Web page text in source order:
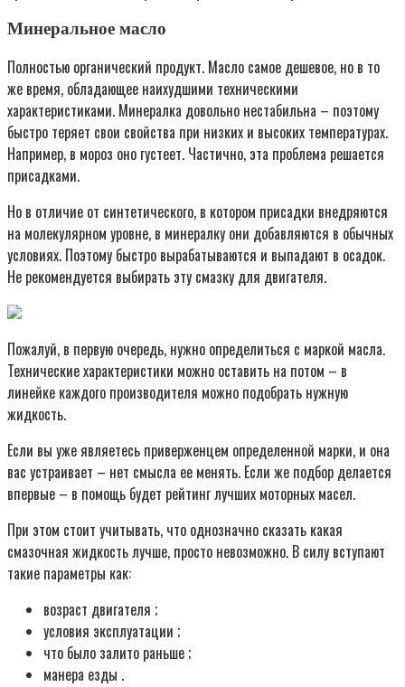
Минеральное масло
Полностью органический продукт. Масло самое дешевое, но в то
же время, обладающее наихудшими техническими
характеристиками. Минералка довольно нестабильна – поэтому
быстро теряет свои свойства при низких и высоких температурах.
Например, в мороз оно густеет. Частично, эта проблема решается
присадками.
Но в отличие от синтетического, в котором присадки внедряются
на молекулярном уровне, в минералку они добавляются в обычных
условиях. Поэтому быстро вырабатываются и выпадают в осадок.
Не рекомендуется выбирать эту смазку для двигателя.
Пожалуй, в первую очередь, нужно определиться с маркой масла.
Технические характеристики можно оставить на потом – в
линейке каждого производителя можно подобрать нужную
жидкость.
Если вы уже являетесь приверженцем определенной марки, и она
вас устраивает – нет смысла ее менять. Если же подбор делается
впервые – в помощь будет рейтинг лучших моторных масел.
При этом стоит учитывать, что однозначно сказать какая
смазочная жидкость лучше, просто невозможно. В силу вступают
такие параметры как:
возраст двигателя ;
условия эксплуатации ;
что было залито раньше ;
манера езды .